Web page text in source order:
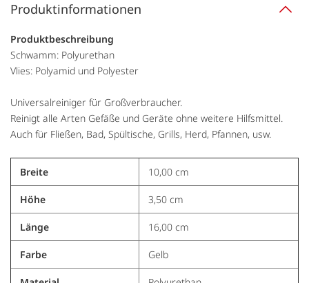
Produktinformationen
Produktbeschreibung
Schwamm: Polyurethan
Vlies: Polyamid und Polyester
Universalreiniger für Großverbraucher.
Reinigt alle Arten Gefäße und Geräte ohne weitere Hilfsmittel.
Auch für Fließen, Bad, Spültische, Grills, Herd, Pfannen, usw.
Breite 10,00 cm
Höhe 3,50 cm
Länge 16,00 cm
Farbe Gelb